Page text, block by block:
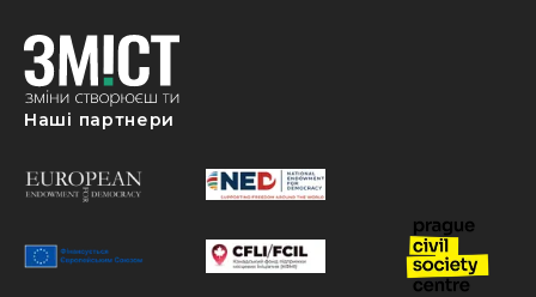
Наші партнери